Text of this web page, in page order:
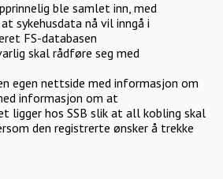
ble samlet inn, med
sykehusdata nå vil inngå i
FS-databasen
skal rådføre seg med
egen nettside med informasjon om
informasjon om at
ligger hos SSB slik at all kobling skal
den registrerte ønsker å trekke